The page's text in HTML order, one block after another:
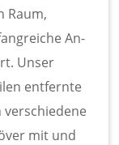
Raum,
An-
Unser
entfernte
mit und